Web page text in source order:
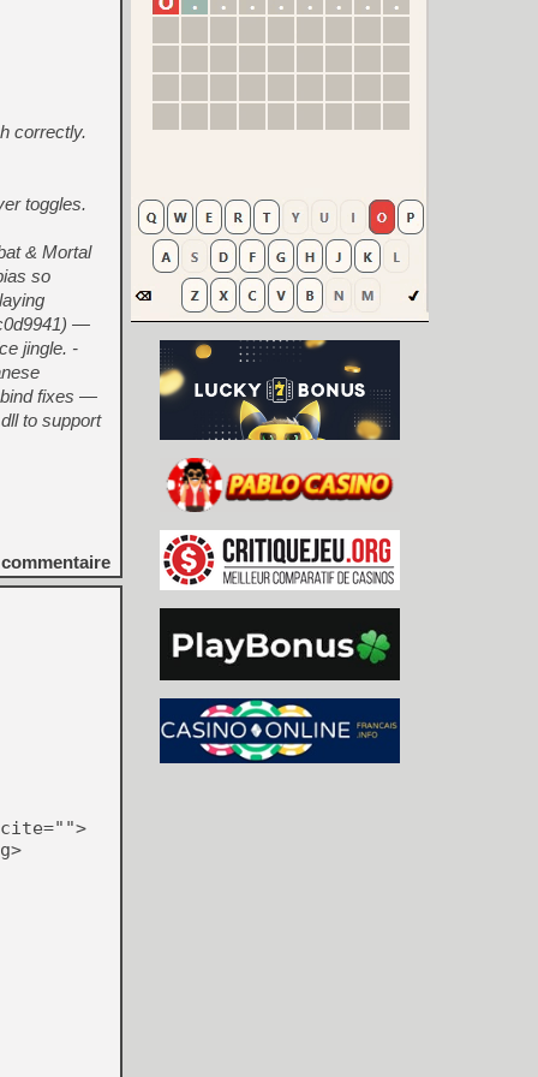
correctly.
toggles.
& Mortal
so
—
jingle. -
bind fixes —
to support
commentaire